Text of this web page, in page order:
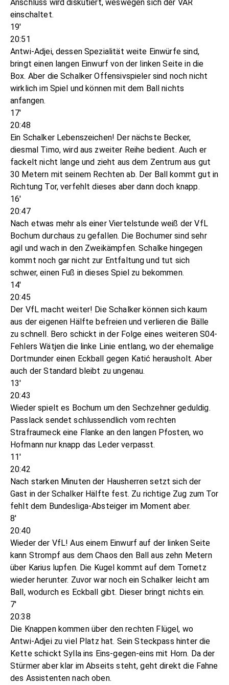
Anschluss wird diskutiert, weswegen sich der VAR
einschaltet.
19'
20:51
Antwi-Adjei, dessen Spezialität weite Einwürfe sind,
bringt einen langen Einwurf von der linken Seite in die
Box. Aber die Schalker Offensivspieler sind noch nicht
wirklich im Spiel und können mit dem Ball nichts
anfangen.
17'
20:48
Ein Schalker Lebenszeichen! Der nächste Becker,
diesmal Timo, wird aus zweiter Reihe bedient. Auch er
fackelt nicht lange und zieht aus dem Zentrum aus gut
30 Metern mit seinem Rechten ab. Der Ball kommt gut in
Richtung Tor, verfehlt dieses aber dann doch knapp.
16'
20:47
Nach etwas mehr als einer Viertelstunde weiß der VfL
Bochum durchaus zu gefallen. Die Bochumer sind sehr
agil und wach in den Zweikämpfen. Schalke hingegen
kommt noch gar nicht zur Entfaltung und tut sich
schwer, einen Fuß in dieses Spiel zu bekommen.
14'
20:45
Der VfL macht weiter! Die Schalker können sich kaum
aus der eigenen Hälfte befreien und verlieren die Bälle
zu schnell. Bero schickt in der Folge eines weiteren S04-
Fehlers Wätjen die linke Linie entlang, wo der ehemalige
Dortmunder einen Eckball gegen Katić herausholt. Aber
auch der Standard bleibt zu ungenau.
13'
20:43
Wieder spielt es Bochum um den Sechzehner geduldig.
Passlack sendet schlussendlich vom rechten
Strafraumeck eine Flanke an den langen Pfosten, wo
Hofmann nur knapp das Leder verpasst.
11'
20:42
Nach starken Minuten der Hausherren setzt sich der
Gast in der Schalker Hälfte fest. Zu richtige Zug zum Tor
fehlt dem Bundesliga-Absteiger im Moment aber.
8'
20:40
Wieder der VfL! Aus einem Einwurf auf der linken Seite
kann Strompf aus dem Chaos den Ball aus zehn Metern
über Karius lupfen. Die Kugel kommt auf dem Tornetz
wieder herunter. Zuvor war noch ein Schalker leicht am
Ball, wodurch es Eckball gibt. Dieser bringt nichts ein.
7'
20:38
Die Knappen kommen über den rechten Flügel, wo
Antwi-Adjei zu viel Platz hat. Sein Steckpass hinter die
Kette schickt Sylla ins Eins-gegen-eins mit Horn. Da der
Stürmer aber klar im Abseits steht, geht direkt die Fahne
des Assistenten nach oben.